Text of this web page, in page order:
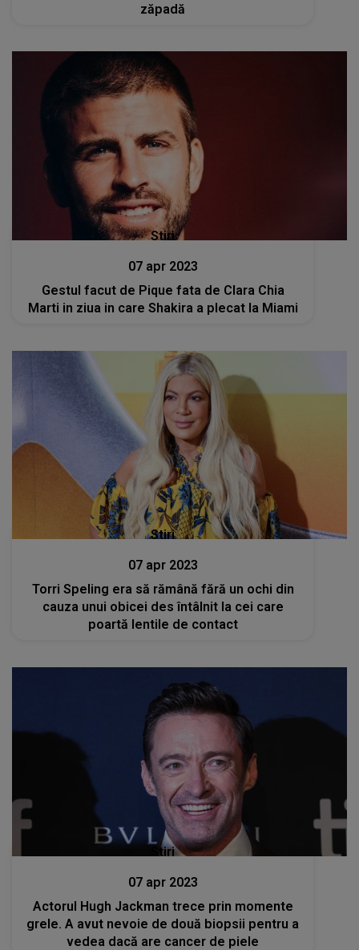
zăpadă
Stiri
07 apr 2023
Gestul facut de Pique fata de Clara Chia
Marti in ziua in care Shakira a plecat la Miami
Stiri
07 apr 2023
Torri Speling era să rămână fără un ochi din
cauza unui obicei des întâlnit la cei care
poartă lentile de contact
Stiri
07 apr 2023
Actorul Hugh Jackman trece prin momente
grele. A avut nevoie de două biopsii pentru a
vedea dacă are cancer de piele